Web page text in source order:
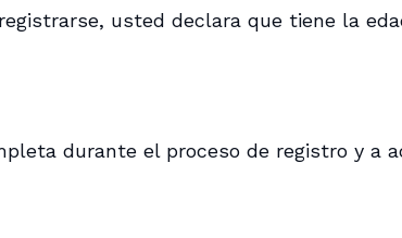
usted declara que tiene la
durante el proceso de registro y a